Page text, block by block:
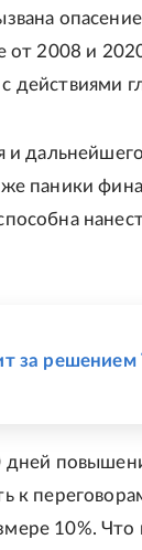
от 2008 и
действиями
и
паники
за решением
дней
к
10%. Что